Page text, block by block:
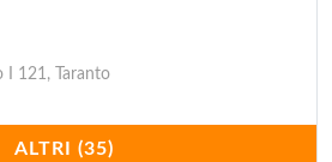
I 121, Taranto
ALTRI (35)